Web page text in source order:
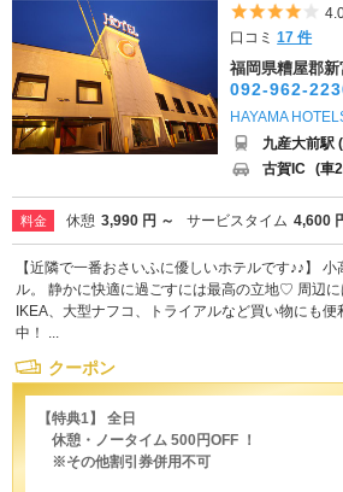
5
口コミ17 件
福岡県糟屋郡
092-962-
HAYAMA
九産大前駅
古賀IC (車
料金 休憩 3,990 円 ～ サービスタイム 4,600
【近隣で一番おさいふに優しいホテルです♪♪】
ル。 静かに快適に過ごすには最高の立地♡ 周辺に
IKEA、大型ナフコ、トライアルなど買い物にも
中！ ...
クーポン
【特典1】 全日
休憩・ノータイム 500円OFF ！
※その他割引券併用不可